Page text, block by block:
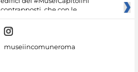
contrapposti, che con le
museiincomuneroma